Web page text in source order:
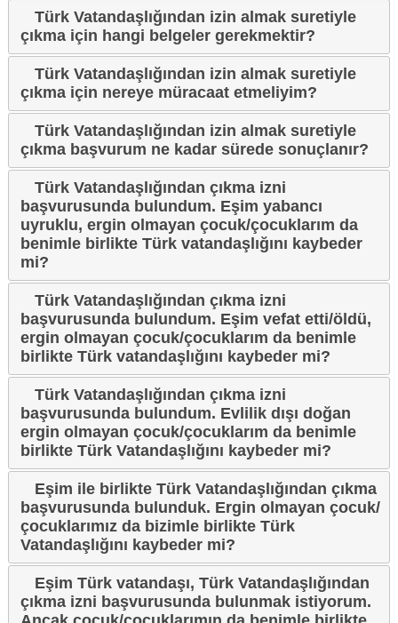
Türk Vatandaşlığından izin almak suretiyle
çıkma için hangi belgeler gerekmektir?
Türk Vatandaşlığından izin almak suretiyle
çıkma için nereye müracaat etmeliyim?
Türk Vatandaşlığından izin almak suretiyle
çıkma başvurum ne kadar sürede sonuçlanır?
Türk Vatandaşlığından çıkma izni
başvurusunda bulundum. Eşim yabancı
uyruklu, ergin olmayan çocuk/çocuklarım da
benimle birlikte Türk vatandaşlığını kaybeder
mi?
Türk Vatandaşlığından çıkma izni
başvurusunda bulundum. Eşim vefat etti/öldü,
ergin olmayan çocuk/çocuklarım da benimle
birlikte Türk vatandaşlığını kaybeder mi?
Türk Vatandaşlığından çıkma izni
başvurusunda bulundum. Evlilik dışı doğan
ergin olmayan çocuk/çocuklarım da benimle
birlikte Türk Vatandaşlığını kaybeder mi?
Eşim ile birlikte Türk Vatandaşlığından çıkma
başvurusunda bulunduk. Ergin olmayan çocuk/
çocuklarımız da bizimle birlikte Türk
Vatandaşlığını kaybeder mi?
Eşim Türk vatandaşı, Türk Vatandaşlığından
çıkma izni başvurusunda bulunmak istiyorum.